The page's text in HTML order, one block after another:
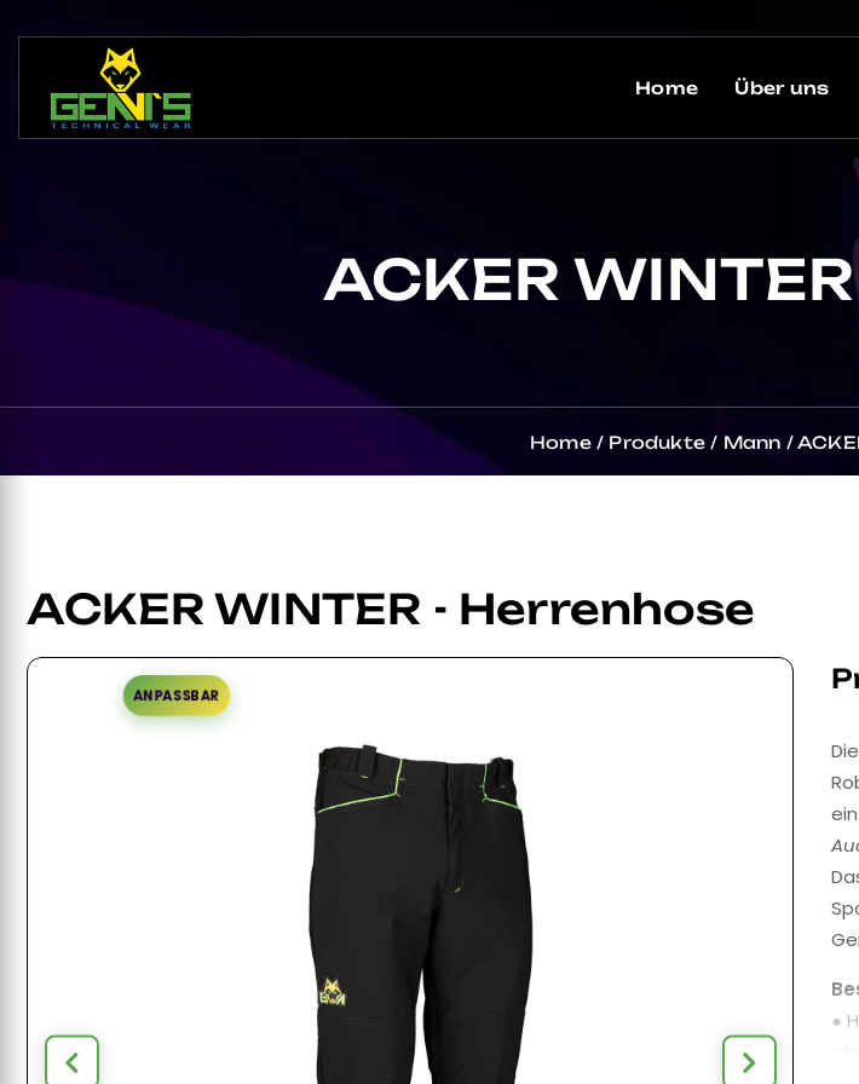
Home Über uns
ACKER
Home / Produkte / Mann /
ACKER WINTER - Herrenhose
ANPASSBAR
●